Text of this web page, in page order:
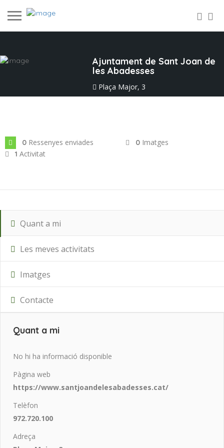
Ajuntament de Sant Joan de
les Abadesses
Plaça Major, 3
0 Ressenyes enviades 0 Imatges
1 Activitat
Quant a mi
Les meves activitats
Imatges
Contacte
Quant a mi
No hi ha informació disponible
Pàgina web
https://www.santjoandelesabadesses.cat/
Telèfon
972.720.100
Adreça